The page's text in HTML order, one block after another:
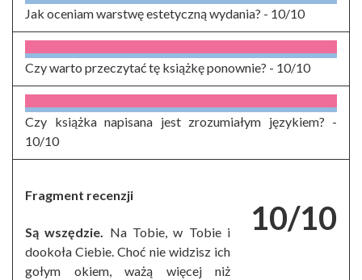
Jak oceniam warstwę estetyczną wydania? - 10/10
Czy warto przeczytać tę książkę ponownie? - 10/10
Czy książka napisana jest zrozumiałym językiem? -
10/10
10/10
Fragment recenzji
Są wszędzie. Na Tobie, w Tobie i
dookoła Ciebie. Choć nie widzisz ich
gołym okiem, ważą więcej niż